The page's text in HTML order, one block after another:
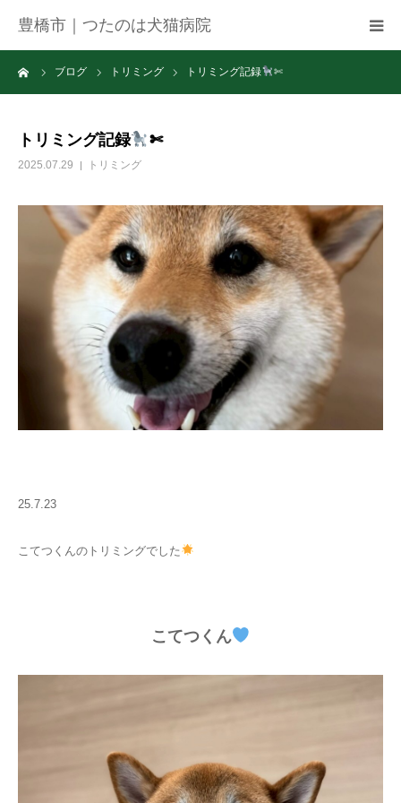
豊橋市｜つたのは犬猫病院
ブログ トリミング トリミング記録 ✄
トリミング記録 ✄
2025.07.29 トリミング
25.7.23
こてつくんのトリミングでした
こてつくん
病院紹介
お知らせ
ブログ
お問い合わせ